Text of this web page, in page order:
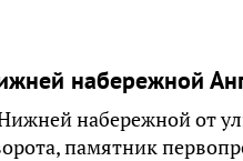
набережной
набережной от
памятник